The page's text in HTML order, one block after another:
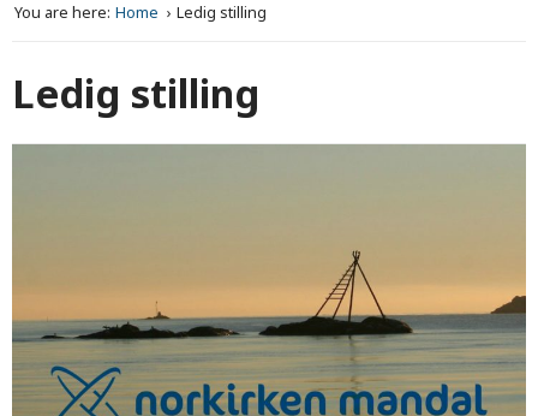
You are here: Home Ledig stilling
Ledig stilling